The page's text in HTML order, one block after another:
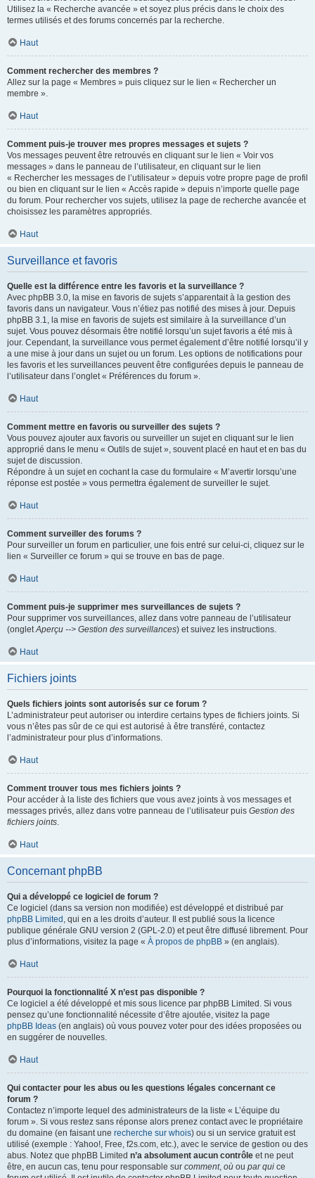
Utilisez la « Recherche avancée » et soyez plus précis dans le choix des
termes utilisés et des forums concernés par la recherche.
Haut
Comment rechercher des membres ?
Allez sur la page « Membres » puis cliquez sur le lien « Rechercher un
membre ».
Haut
Comment puis-je trouver mes propres messages et sujets ?
Vos messages peuvent être retrouvés en cliquant sur le lien « Voir vos
messages » dans le panneau de l’utilisateur, en cliquant sur le lien
« Rechercher les messages de l’utilisateur » depuis votre propre page de profil
ou bien en cliquant sur le lien « Accès rapide » depuis n’importe quelle page
du forum. Pour rechercher vos sujets, utilisez la page de recherche avancée et
choisissez les paramètres appropriés.
Haut
Surveillance et favoris
Quelle est la différence entre les favoris et la surveillance ?
Avec phpBB 3.0, la mise en favoris de sujets s’apparentait à la gestion des
favoris dans un navigateur. Vous n’étiez pas notifié des mises à jour. Depuis
phpBB 3.1, la mise en favoris de sujets est similaire à la surveillance d’un
sujet. Vous pouvez désormais être notifié lorsqu’un sujet favoris a été mis à
jour. Cependant, la surveillance vous permet également d’être notifié lorsqu’il y
a une mise à jour dans un sujet ou un forum. Les options de notifications pour
les favoris et les surveillances peuvent être configurées depuis le panneau de
l’utilisateur dans l’onglet « Préférences du forum ».
Haut
Comment mettre en favoris ou surveiller des sujets ?
Vous pouvez ajouter aux favoris ou surveiller un sujet en cliquant sur le lien
approprié dans le menu « Outils de sujet », souvent placé en haut et en bas du
sujet de discussion.
Répondre à un sujet en cochant la case du formulaire « M’avertir lorsqu’une
réponse est postée » vous permettra également de surveiller le sujet.
Haut
Comment surveiller des forums ?
Pour surveiller un forum en particulier, une fois entré sur celui-ci, cliquez sur le
lien « Surveiller ce forum » qui se trouve en bas de page.
Haut
Comment puis-je supprimer mes surveillances de sujets ?
Pour supprimer vos surveillances, allez dans votre panneau de l’utilisateur
(ongletAperçu --> Gestion des surveillances) et suivez les instructions.
Haut
Fichiers joints
Quels fichiers joints sont autorisés sur ce forum ?
L’administrateur peut autoriser ou interdire certains types de fichiers joints. Si
vous n’êtes pas sûr de ce qui est autorisé à être transféré, contactez
l’administrateur pour plus d’informations.
Haut
Comment trouver tous mes fichiers joints ?
Pour accéder à la liste des fichiers que vous avez joints à vos messages et
messages privés, allez dans votre panneau de l’utilisateur puis Gestion des
fichiers joints.
Haut
Concernant phpBB
Qui a développé ce logiciel de forum ?
Ce logiciel (dans sa version non modifiée) est développé et distribué par
phpBB Limited , qui en a les droits d’auteur. Il est publié sous la licence
publique générale GNU version 2 (GPL-2.0) et peut être diffusé librement. Pour
plus d’informations, visitez la page « À propos de phpBB » (en anglais).
Haut
Pourquoi la fonctionnalité X n’est pas disponible ?
Ce logiciel a été développé et mis sous licence par phpBB Limited. Si vous
pensez qu’une fonctionnalité nécessite d’être ajoutée, visitez la page
phpBB Ideas (en anglais) où vous pouvez voter pour des idées proposées ou
en suggérer de nouvelles.
Haut
Qui contacter pour les abus ou les questions légales concernant ce
forum ?
Contactez n’importe lequel des administrateurs de la liste « L’équipe du
forum ». Si vous restez sans réponse alors prenez contact avec le propriétaire
du domaine (en faisant une recherche sur whois) ou si un service gratuit est
utilisé (exemple : Yahoo!, Free, f2s.com, etc.), avec le service de gestion ou des
abus. Notez que phpBB Limited n’a absolument aucun contrôle et ne peut
être, en aucun cas, tenu pour responsable sur comment, où ou par qui ce